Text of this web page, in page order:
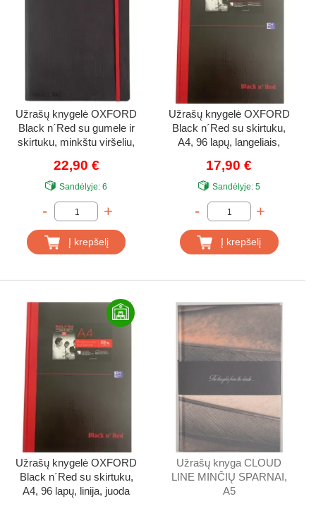
Užrašų knygelė OXFORD
Black n´Red su gumele ir
skirtuku, minkštu viršeliu,
22,90 €
Sandėlyje: 6
- +
Į krepšelį
Užrašų knygelė OXFORD
Black n´Red su skirtuku,
A4, 96 lapų, langeliais,
17,90 €
Sandėlyje:5
- +
Į krepšelį
Užrašų knygelė OXFORD
Black n´Red su skirtuku,
A4, 96 lapų, linija, juoda
Užrašų knyga CLOUD
LINE MINČIŲ SPARNAI,
A5